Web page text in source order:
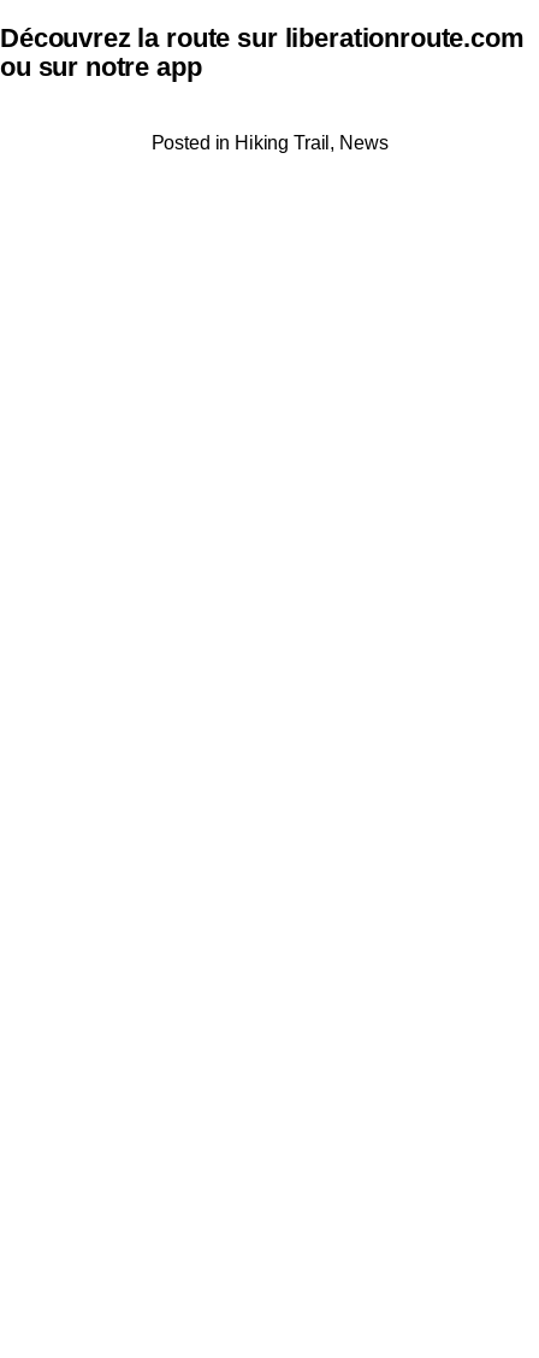
Découvrez la route sur liberationroute.com
ou sur notre app
Posted in Hiking Trail , News